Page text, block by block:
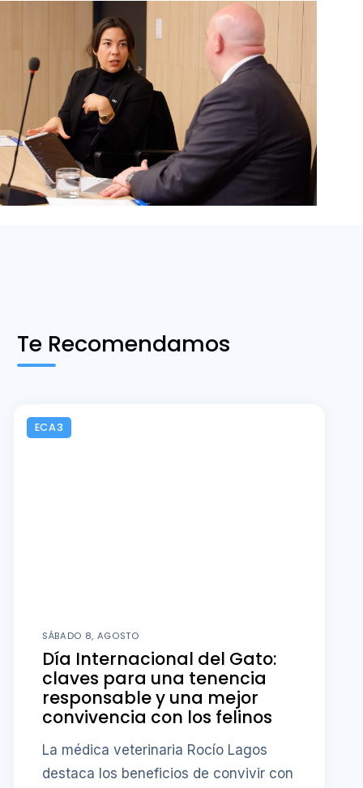
Te Recomendamos
ECA3
SÁBADO 8, AGOSTO
Día Internacional del Gato:
claves para una tenencia
responsable y una mejor
convivencia con los felinos
La médica veterinaria Rocío Lagos
destaca los beneficios de convivir con